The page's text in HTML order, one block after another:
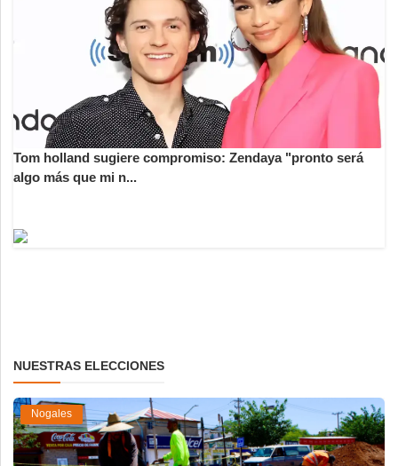
Tom holland sugiere compromiso: Zendaya "pronto será
algo más que mi n...
NUESTRAS ELECCIONES
Nogales